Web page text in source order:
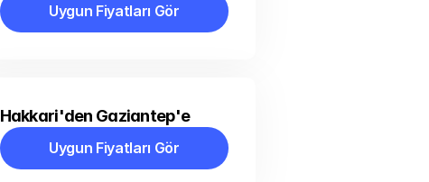
Uygun Fiyatları Gör
Uygun Fiyatları Gör
Hakkari'den Gaziantep'e
Uygun Fiyatları Gör
Uygun Fiyatları Gör